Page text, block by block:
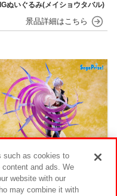
ぬいぐるみ(メイショウタバル)
年6月第2週～登場
such as cookies to
and ads. We
website with our
may combine it with